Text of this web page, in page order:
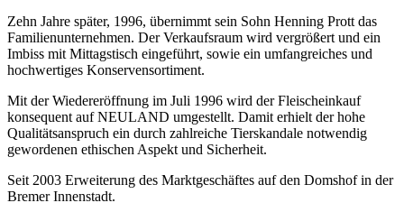
Zehn Jahre später, 1996, übernimmt sein Sohn Henning Prott das
Familienunternehmen. Der Verkaufsraum wird vergrößert und ein
Imbiss mit Mittagstisch eingeführt, sowie ein umfangreiches und
hochwertiges Konservensortiment.
Mit der Wiedereröffnung im Juli 1996 wird der Fleischeinkauf
konsequent auf NEULAND umgestellt. Damit erhielt der hohe
Qualitätsanspruch ein durch zahlreiche Tierskandale notwendig
gewordenen ethischen Aspekt und Sicherheit.
Seit 2003 Erweiterung des Marktgeschäftes auf den Domshof in der
Bremer Innenstadt.